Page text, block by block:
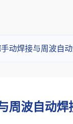
动焊接与周波自动
周波自动焊